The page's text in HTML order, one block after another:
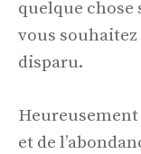
quelque chose
vous
disparu.
Heureusement
et de